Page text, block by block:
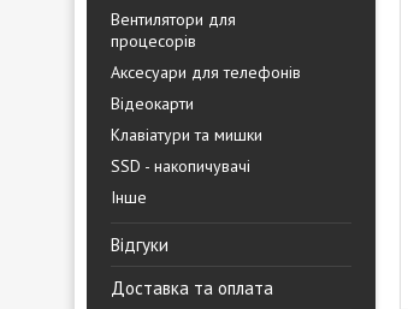
Вентилятори для
процесорів
Аксесуари для телефонів
Відеокарти
Клавіатури та мишки
SSD - накопичувачі
Інше
Відгуки
Доставка та оплата